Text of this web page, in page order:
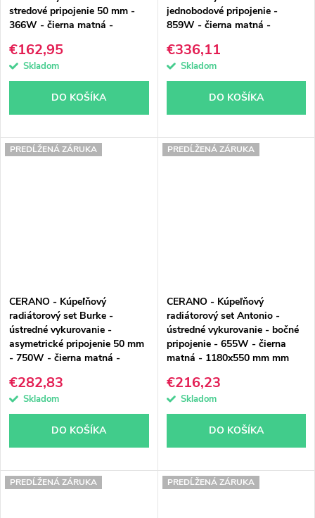
stredové pripojenie 50 mm -
366W - čierna matná -
€162,95
Skladom
DO KOŠÍKA
jednobodové pripojenie -
859W - čierna matná -
€336,11
Skladom
DO KOŠÍKA
PREDĹŽENÁ ZÁRUKA
CERANO - Kúpeľňový
radiátorový set Burke -
ústredné vykurovanie -
asymetrické pripojenie 50 mm
- 750W - čierna matná -
€282,83
Skladom
DO KOŠÍKA
PREDĹŽENÁ ZÁRUKA
CERANO - Kúpeľňový
radiátorový set Antonio -
ústredné vykurovanie - bočné
pripojenie - 655W - čierna
matná - 1180x550 mm mm
€216,23
Skladom
DO KOŠÍKA
PREDĹŽENÁ ZÁRUKA PREDĹŽENÁ ZÁRUKA